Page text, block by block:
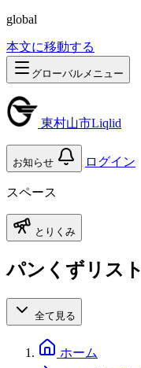
global
本文に移動する
グローバルメニュー
東村山市Liqlid
お知らせ ログイン
スペース
とりくみ
パンくずリスト
全て見る
ホーム